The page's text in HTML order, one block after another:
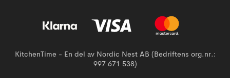
KitchenTime - En del av Nordic Nest AB (Bedriftens org.nr.:
997 671 538)